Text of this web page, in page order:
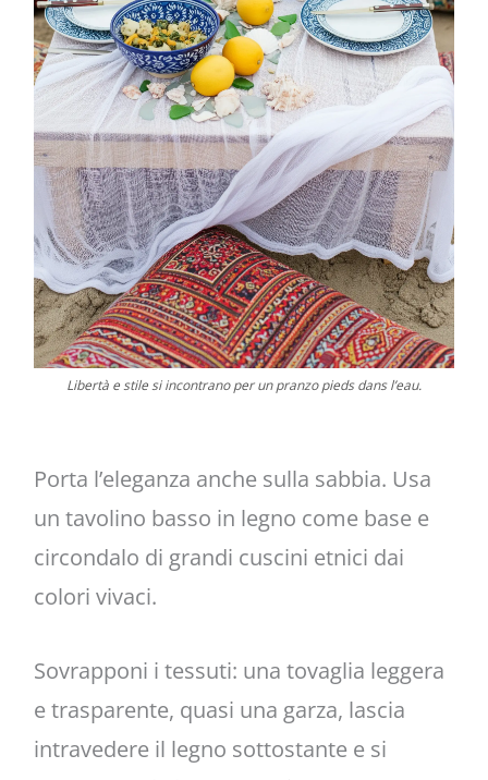
Libertà e stile si incontrano per un pranzo pieds dans l’eau.
Porta l’eleganza anche sulla sabbia. Usa
un tavolino basso in legno come base e
circondalo di grandi cuscini etnici dai
colori vivaci.
Sovrapponi i tessuti: una tovaglia leggera
e trasparente, quasi una garza, lascia
intravedere il legno sottostante e si